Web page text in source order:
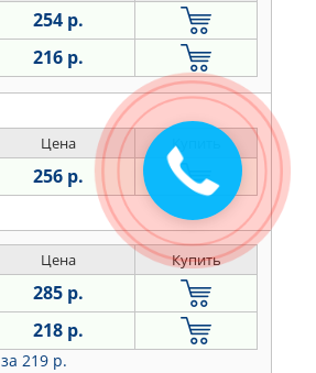
254 р.
216 р.
Цена Купить
256 р.
Цена Купить
285 р.
218 р.
за 219 р.
Закажите
звонок